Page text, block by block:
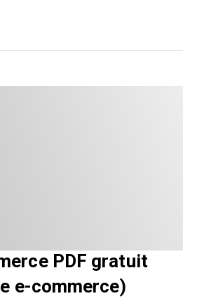
PDF gratuit
e-commerce)